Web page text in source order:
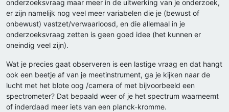
onderzoeksvraag maar meer in de uitwerking van je onderzoek,
er zijn namelijk nog veel meer variabelen die je (bewust of
onbewust) vastzet/verwaarloosd, en die allemaal in je
onderzoeksvraag zetten is geen goed idee (het kunnen er
oneindig veel zijn).
Wat je precies gaat observeren is een lastige vraag en dat hangt
ook een beetje af van je meetinstrument, ga je kijken naar de
lucht met het blote oog /camera of met bijvoorbeeld een
spectrometer? Dat bepaald weer of je het spectrum waarneemt
of inderdaad meer iets van een planck-kromme.